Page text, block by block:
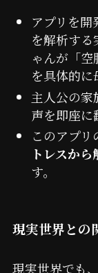
アプリを
を解析する
ゃんが「
を具体的に
主人公の家
声を即座に
このアプリ
トレスか
す。
現実世界との
現実世界でも